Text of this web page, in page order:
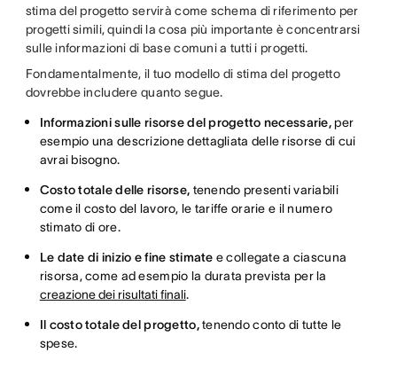
stima del progetto servirà come schema di riferimento per
progetti simili, quindi la cosa più importante è concentrarsi
sulle informazioni di base comuni a tutti i progetti.
Fondamentalmente, il tuo modello di stima del progetto
dovrebbe includere quanto segue.
Informazioni sulle risorse del progetto necessarie,per
esempio una descrizione dettagliata delle risorse di cui
avrai bisogno.
Costo totale delle risorse, tenendo presenti variabili
come il costo del lavoro, le tariffe orarie e il numero
stimato di ore.
Le date di inizio e fine stimate e collegate a ciascuna
risorsa, come ad esempio la durata prevista per la
creazione dei risultati finali.
Il costo totale del progetto,tenendo conto di tutte le
spese.